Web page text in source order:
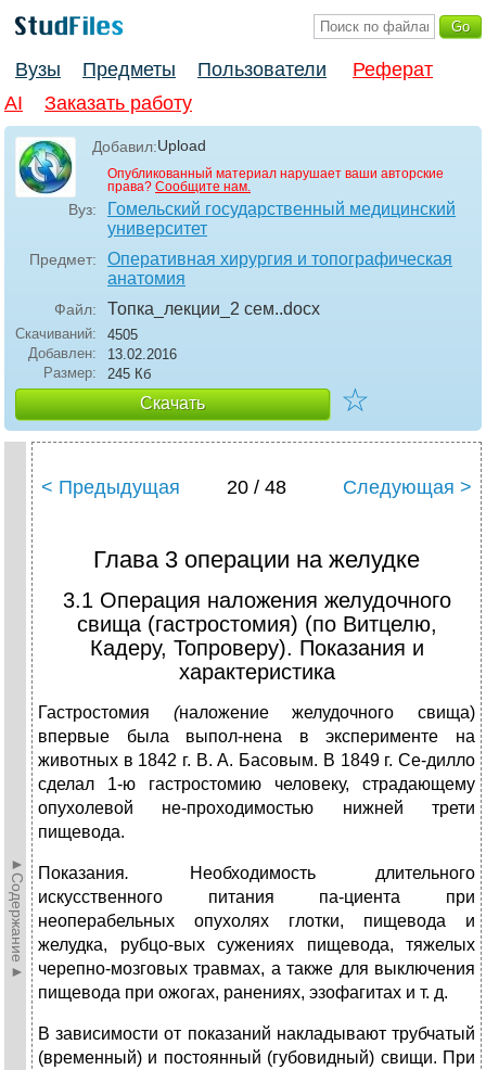
Вузы Предметы Пользователи
Реферат
AI
Заказать работу
Добавил:Upload
Опубликованный материал нарушает ваши авторские
права? Сообщите нам.
Вуз:
Гомельский государственный медицинский
университет
Предмет:
Оперативная хирургия и топографическая
анатомия
Файл: Топка_лекции_2 сем..docx
Скачиваний:
4505
Добавлен:
13.02.2016
Размер:
245 Кб
Скачать ☆
►Содержание►
< Предыдущая 20 / 48 Следующая >
Глава 3 операции на желудке
3.1 Операция наложения желудочного
свища (гастростомия) (по Витцелю,
Кадеру, Топроверу). Показания и
характеристика
Гастростомия (наложение желудочного свища)
впервые была выпол-нена в эксперименте на
животных в 1842 г. В. А. Басовым. В 1849 г. Се-дилло
сделал 1-ю гастростомию человеку, страдающему
опухолевой не-проходимостью нижней трети
пищевода.
Показания.
Необходимость длительного
искусственного питания па-циента при
неоперабельных опухолях глотки, пищевода и
желудка, рубцо-вых сужениях пищевода, тяжелых
черепно-мозговых травмах, а также для выключения
пищевода при ожогах, ранениях, эзофагитах и т. д.
В зависимости от показаний накладывают трубчатый
(временный) и постоянный (губовидный) свищи. При